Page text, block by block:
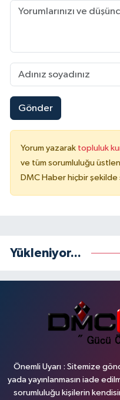
Gönder
Yorum yazarak topluluk
ve tüm sorumluluğu
DMC Haber hiçbir
Yükleniyor...
Önemli Uyarı : Sitemize
yada yayınlanmasın iade
sorumluluğu kişilerin